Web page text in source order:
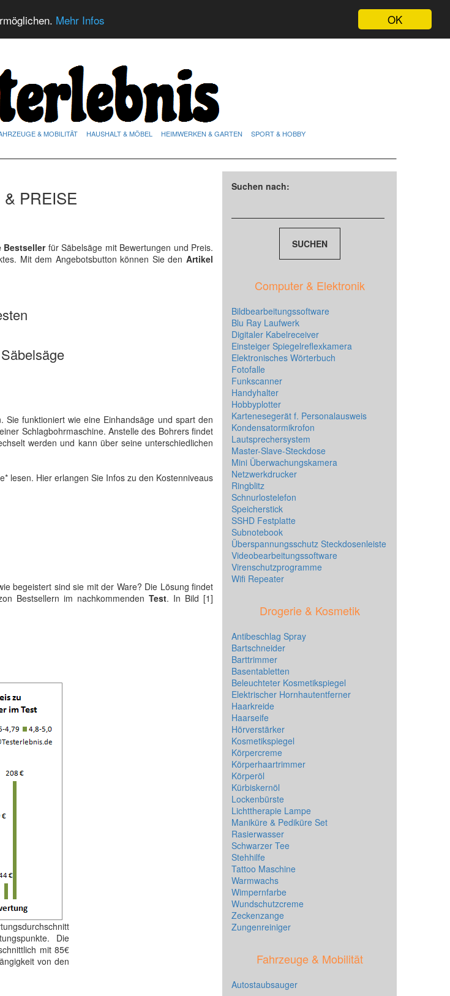
OK
Mehr Infos
& MOBILITÄT HAUSHALT & MÖBEL HEIMWERKEN & GARTEN SPORT & HOBBY
PREISE
für Säbelsäge mit Bewertungen und Preis.
Mit dem Angebotsbutton können Sie den Artikel
funktioniert wie eine Einhandsäge und spart den
Schlagbohrmaschine. Anstelle des Bohrers findet
werden und kann über seine unterschiedlichen
lesen. Hier erlangen Sie Infos zu den Kostenniveaus
begeistert sind sie mit der Ware? Die Lösung findet
Bestsellern im nachkommenden Test. In Bild [1]
Die
mit 85€
von den
Suchen nach:
Computer & Elektronik
Bildbearbeitungssoftware
Blu Ray Laufwerk
Digitaler Kabelreceiver
Einsteiger Spiegelreflexkamera
Elektronisches Wörterbuch
Fotofalle
Funkscanner
Handyhalter
Hobbyplotter
Kartenesegerät f. Personalausweis
Kondensatormikrofon
Lautsprechersystem
Master-Slave-Steckdose
Mini Überwachungskamera
Netzwerkdrucker
Ringblitz
Schnurlostelefon
Speicherstick
SSHD Festplatte
Subnotebook
Überspannungsschutz Steckdosenleiste
Videobearbeitungssoftware
Virenschutzprogramme
Wifi Repeater
Drogerie & Kosmetik
Antibeschlag Spray
Bartschneider
Barttrimmer
Basentabletten
Beleuchteter Kosmetikspiegel
Elektrischer Hornhautentferner
Haarkreide
Haarseife
Hörverstärker
Kosmetikspiegel
Körpercreme
Körperhaartrimmer
Körperöl
Kürbiskernöl
Lockenbürste
Lichttherapie Lampe
Maniküre & Pediküre Set
Rasierwasser
Schwarzer Tee
Stehhilfe
Tattoo Maschine
Warmwachs
Wimpernfarbe
Wundschutzcreme
Zeckenzange
Zungenreiniger
Fahrzeuge & Mobilität
Autostaubsauger